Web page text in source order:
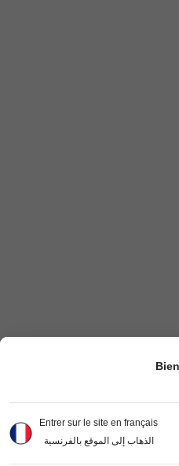
Entrer sur le site en français
الذهاب إلى الموقع بالفرنسية